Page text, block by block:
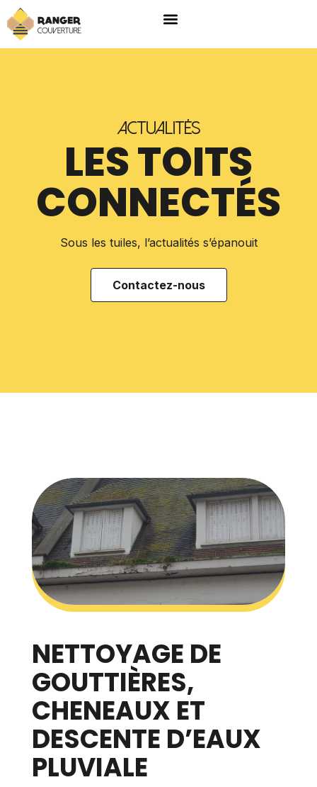
ACTUALITÉS
LES TOITS
CONNECTÉS
Sous les tuiles, l’actualités s’épanouit
Contactez-nous
NETTOYAGE DE
GOUTTIÈRES,
CHENEAUX ET
DESCENTE D’EAUX
PLUVIALE